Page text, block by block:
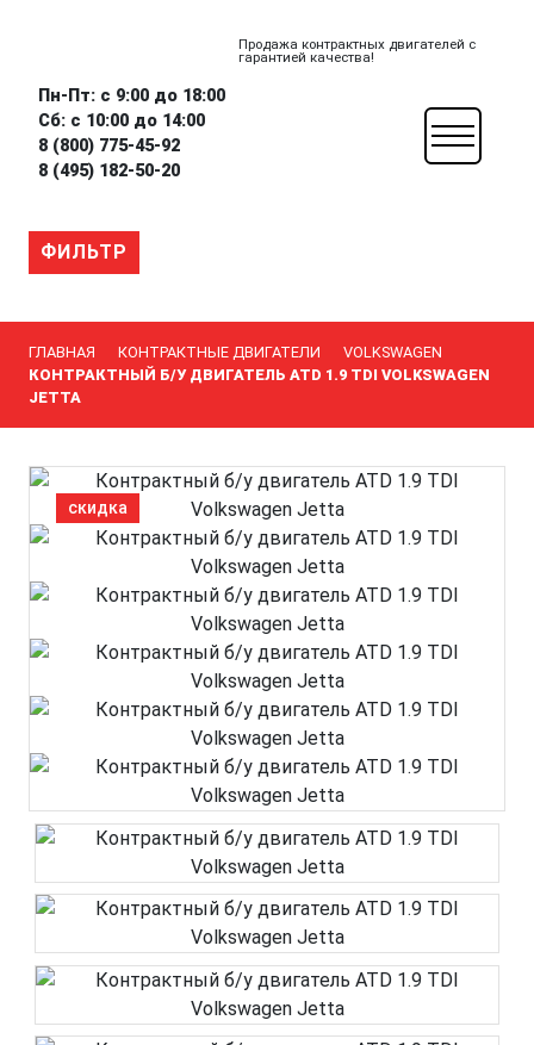
Продажа контрактных двигателей с
гарантией качества!
Пн-Пт: с 9:00 до 18:00
Сб: с 10:00 до 14:00
8 (800) 775-45-92
8 (495) 182-50-20
ФИЛЬТР
ГЛАВНАЯ КОНТРАКТНЫЕ ДВИГАТЕЛИ
VOLKSWAGEN
КОНТРАКТНЫЙ Б/У ДВИГАТЕЛЬ ATD 1.9 TDI VOLKSWAGEN
JETTA
скидка